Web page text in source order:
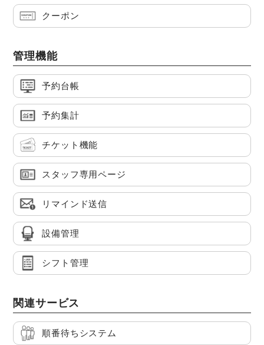
クーポン
管理機能
予約台帳
予約集計
チケット機能
スタッフ専用ページ
リマインド送信
設備管理
シフト管理
関連サービス
順番待ちシステム